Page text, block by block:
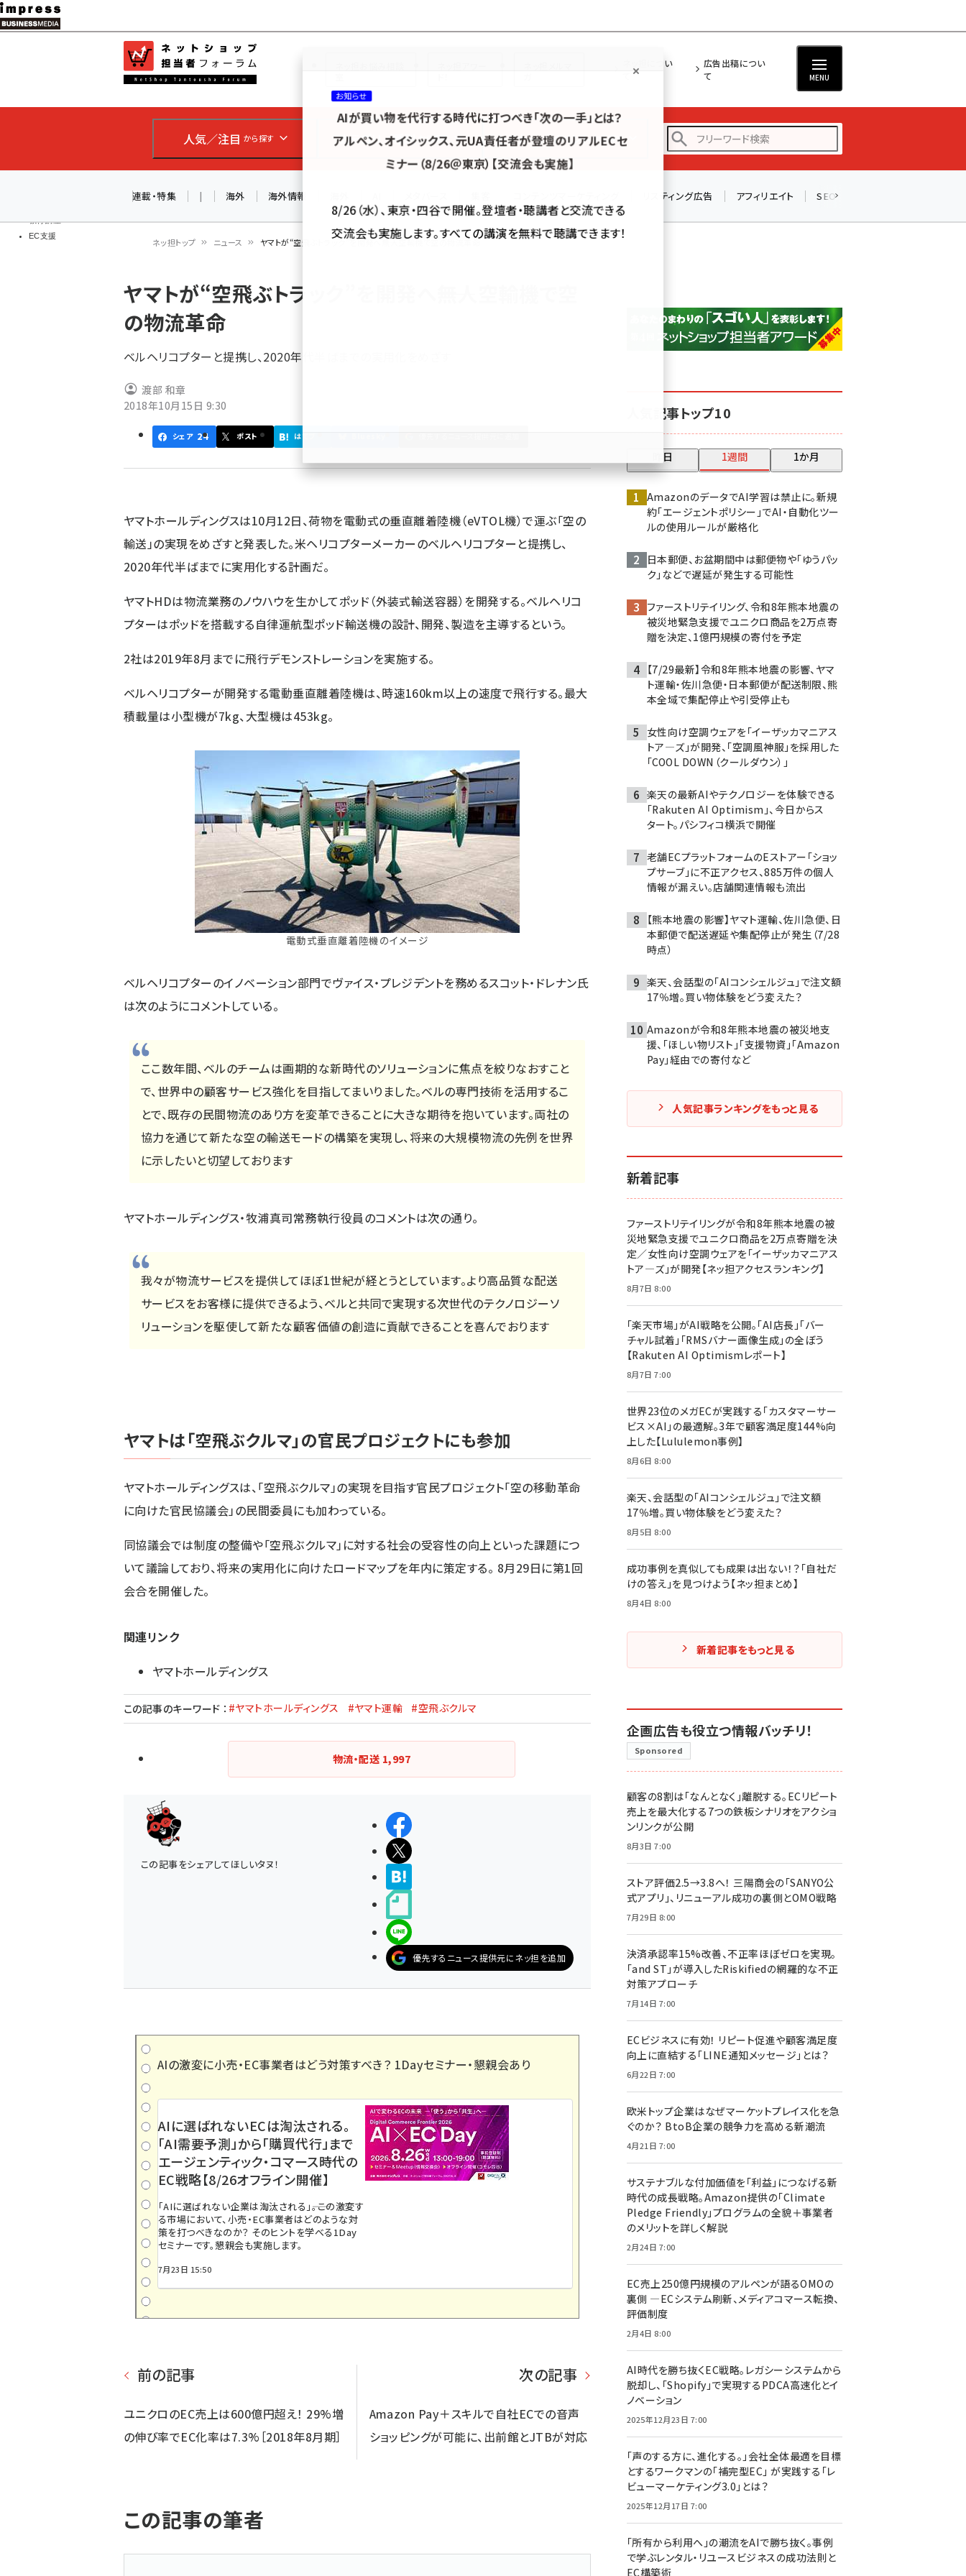
メ
イ
ン
ツ
移
教育講座
EC支援
ネッ担につい
広告出稿につい
て
MENU
人気／注目 から探す カテゴリ／種別 から探す セミナー／イベント から探す
アスクル (1122)
base (1081)
連載・特集 | 海外 海外情報 リスティング広告 アフィリエイト SEO
ン
く
ず
ネッ担トップ ニュース ヤマトが“空飛ぶトラック”を開発へ――無人空輸機で空の物流革命
ヤマトが“空飛ぶトラック”を開発へ――無人空輸機で空
の物流革命
ベルヘリコプターと提携し、2020年代半ばまでの実用化をめざす
渡部 和章
2018年10月15日 9:30
シェア 24 ポスト はてブ
ヤマトホールディングスは10月12日、荷物を電動式の垂直離着陸機（eVTOL機）で運ぶ「空の
輸送」の実現をめざすと発表した。米ヘリコプターメーカーのベルヘリコプターと提携し、
2020年代半ばまでに実用化する計画だ。
ヤマトHDは物流業務のノウハウを生かしてポッド（外装式輸送容器）を開発する。ベルヘリコ
プターはポッドを搭載する自律運航型ポッド輸送機の設計、開発、製造を主導するという。
2社は2019年8月までに飛行デモンストレーションを実施する。
ベルヘリコプターが開発する電動垂直離着陸機は、時速160km以上の速度で飛行する。最大
積載量は小型機が7kg、大型機は453kg。
電動式垂直離着陸機のイメージ
ベルヘリコプターのイノベーション部門でヴァイス・プレジデントを務めるスコット・ドレナン氏
は次のようにコメントしている。
ここ数年間、ベルのチームは画期的な新時代のソリューションに焦点を絞りなおすこと
で、世界中の顧客サービス強化を目指してまいりました。ベルの専門技術を活用するこ
とで、既存の民間物流のあり方を変革できることに大きな期待を抱いています。両社の
協力を通じて新たな空の輸送モードの構築を実現し、将来の大規模物流の先例を世界
に示したいと切望しております
ヤマトホールディングス・牧浦真司常務執行役員のコメントは次の通り。
我々が物流サービスを提供してほぼ1世紀が経とうとしています。より高品質な配送
サービスをお客様に提供できるよう、ベルと共同で実現する次世代のテクノロジーソ
リューションを駆使して新たな顧客価値の創造に貢献できることを喜んでおります
ヤマトは「空飛ぶクルマ」の官民プロジェクトにも参加
ヤマトホールディングスは、「空飛ぶクルマ」の実現を目指す官民プロジェクト「空の移動革命
に向けた官民協議会」の民間委員にも加わっている。
同協議会では制度の整備や「空飛ぶクルマ」に対する社会の受容性の向上といった課題につ
いて議論しており、将来の実用化に向けたロードマップを年内に策定する。 8月29日に第1回
会合を開催した。
関連リンク
ヤマトホールディングス
この記事のキーワード ： #ヤマトホールディングス #ヤマト運輸 #空飛ぶクルマ
物流・配送 1,997
この記事をシェアしてほしいタヌ！
優先するニュース提供元にネッ担を追加
AIの激変に小売・EC事業者はどう対策すべき？ 1Dayセミナー・懇親会あり
AIに選ばれないECは淘汰される。
「AI需要予測」から「購買代行」まで
エージェンティック・コマース時代の
EC戦略【8/26オフライン開催】
「AIに選ばれない企業は淘汰される」――。この激変す
る市場において、小売・EC事業者はどのような対
策を打つべきなのか？ そのヒントを学べる1Day
セミナーです。懇親会も実施します。
7月23日 15:50
前の記事
ユニクロのEC売上は600億円超え！ 29%増
の伸び率でEC化率は7.3%［2018年8月期］
次の記事
Amazon Pay＋スキルで自社ECでの音声
ショッピングが可能に、出前館とJTBが対応
この記事の筆者
人気記事トップ10
昨日 1週間 1か月
AmazonのデータでAI学習は禁止に。新規
約「エージェントポリシー」でAI・自動化ツー
ルの使用ルールが厳格化
日本郵便、お盆期間中は郵便物や「ゆうパッ
ク」などで遅延が発生する可能性
ファーストリテイリング、令和8年熊本地震の
被災地緊急支援でユニクロ商品を2万点寄
贈を決定、1億円規模の寄付を予定
【7/29最新】令和8年熊本地震の影響、ヤマ
ト運輸・佐川急便・日本郵便が配送制限、熊
本全域で集配停止や引受停止も
女性向け空調ウェアを「イーザッカマニアス
トア―ズ」が開発、「空調風神服」を採用した
「COOL DOWN（クールダウン）」
楽天の最新AIやテクノロジーを体験できる
「Rakuten AI Optimism」、今日からス
タート。パシフィコ横浜で開催
老舗ECプラットフォームのEストアー「ショッ
プサーブ」に不正アクセス、885万件の個人
情報が漏えい。店舗関連情報も流出
【熊本地震の影響】ヤマト運輸、佐川急便、日
本郵便で配送遅延や集配停止が発生（7/28
時点）
楽天、会話型の「AIコンシェルジュ」で注文額
17％増。買い物体験をどう変えた？
Amazonが令和8年熊本地震の被災地支
援、「ほしい物リスト」「支援物資」「Amazon
Pay」経由での寄付など
人気記事ランキングをもっと見る
新着記事
ファーストリテイリングが令和8年熊本地震の被
災地緊急支援でユニクロ商品を2万点寄贈を決
定／女性向け空調ウェアを「イーザッカマニアス
トア―ズ」が開発【ネッ担アクセスランキング】
8月7日 8:00
「楽天市場」がAI戦略を公開。「AI店長」「バー
チャル試着」「RMSバナー画像生成」の全ぼう
【Rakuten AI Optimismレポート】
8月7日 7:00
世界23位のメガECが実践する「カスタマーサー
ビス×AI」の最適解。3年で顧客満足度144%向
上した【Lululemon事例】
8月6日 8:00
楽天、会話型の「AIコンシェルジュ」で注文額
17％増。買い物体験をどう変えた？
8月5日 8:00
成功事例を真似しても成果は出ない！？「自社だ
けの答え」を見つけよう【ネッ担まとめ】
8月4日 8:00
新着記事をもっと見る
企画広告も役立つ情報バッチリ！
Sponsored
顧客の8割は「なんとなく」離脱する。ECリピート
売上を最大化する7つの鉄板シナリオをアクショ
ンリンクが公開
8月3日 7:00
ストア評価2.5→3.8へ！ 三陽商会の「SANYO公
式アプリ」、リニューアル成功の裏側とOMO戦略
7月29日 8:00
決済承認率15%改善、不正率ほぼゼロを実現。
「and ST」が導入したRiskifiedの網羅的な不正
対策アプローチ
7月14日 7:00
ECビジネスに有効！ リピート促進や顧客満足度
向上に直結する「LINE通知メッセージ」とは？
6月22日 7:00
欧米トップ企業はなぜマーケットプレイス化を急
ぐのか？ BtoB企業の競争力を高める新潮流
4月21日 7:00
サステナブルな付加価値を「利益」につなげる新
時代の成長戦略。Amazon提供の「Climate
Pledge Friendly」プログラムの全貌＋事業者
のメリットを詳しく解説
2月24日 7:00
EC売上250億円規模のアルペンが語るOMOの
裏側 ―ECシステム刷新、メディアコマース転換、
評価制度
2月4日 8:00
AI時代を勝ち抜くEC戦略。レガシーシステムから
脱却し、「Shopify」で実現するPDCA高速化とイ
ノベーション
2025年12月23日 7:00
「声のする方に、進化する。」会社全体最適を目標
とするワークマンの「補完型EC」 が実践する「レ
ビューマーケティング3.0」とは？
2025年12月17日 7:00
「所有から利用へ」の潮流をAIで勝ち抜く。事例
で学ぶレンタル・リユースビジネスの成功法則と
EC構築術
お知らせ
AIが買い物を代行する時代に打つべき「次の一手」とは？
アルペン、オイシックス、元UA責任者が登壇のリアルECセ
ミナー（8/26＠東京）【交流会も実施】
8/26（水）、東京・四谷で開催。登壇者・聴講者と交流できる
交流会も実施します。すべての講演を無料で聴講できます！